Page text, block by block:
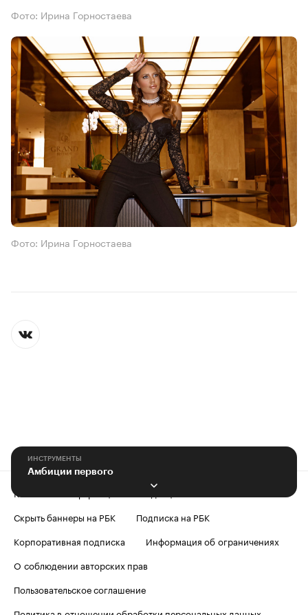
Фото: Ирина Горностаева
Фото: Ирина Горностаева
ИНСТРУМЕНТЫ
Амбиции первого
Контактная информация
Редакция
Скрыть баннеры на РБК
Подписка на РБК
Корпоративная подписка
Информация об ограничениях
О соблюдении авторских прав
Пользовательское соглашение